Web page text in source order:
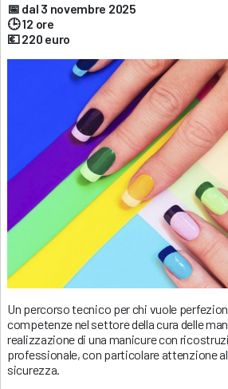
📅 dal 3 novembre 2025
🕒 12 ore
💶 220 euro
Un percorso tecnico per chi vuole
competenze nel settore della cura delle
realizzazione di una manicure con
professionale, con particolare attenzione
sicurezza.